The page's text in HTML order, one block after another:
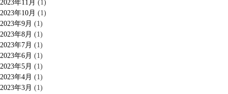
2023年11月 (1)
2023年10月 (1)
2023年9月 (1)
2023年8月 (1)
2023年7月 (1)
2023年6月 (1)
2023年5月 (1)
2023年4月 (1)
2023年3月 (1)